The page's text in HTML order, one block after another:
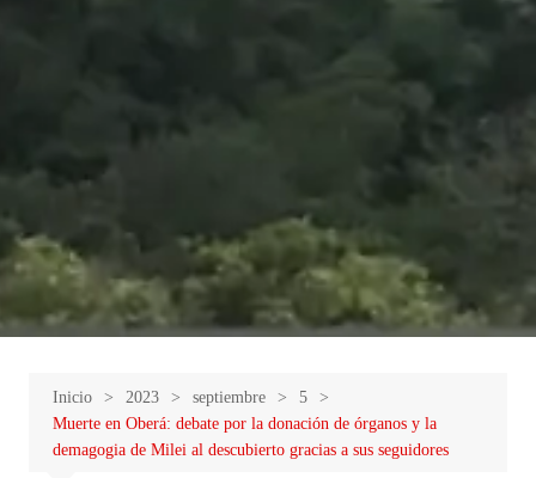
Inicio 2023 septiembre
5
Muerte en Oberá: debate por la donación de órganos y la
demagogia de Milei al descubierto gracias a sus seguidores